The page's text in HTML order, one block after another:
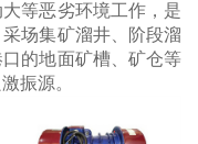
等恶劣环境工作，是
场集矿溜井、阶段溜
的地面矿槽、矿仓等
振源。